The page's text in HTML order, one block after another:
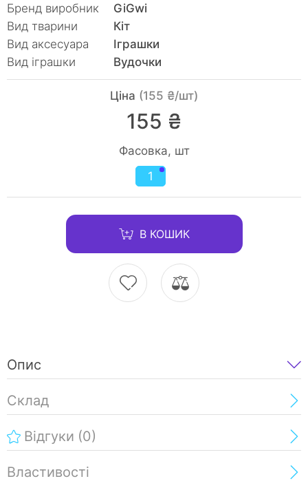
Бренд виробник
GiGwi
Вид тварини
Кiт
Вид аксесуара
Іграшки
Вид іграшки
Вудочки
Ціна (155 ₴/шт)
155 ₴
Фасовка, шт
1
В КОШИК
Опис
Склад
Відгуки (0)
Властивості